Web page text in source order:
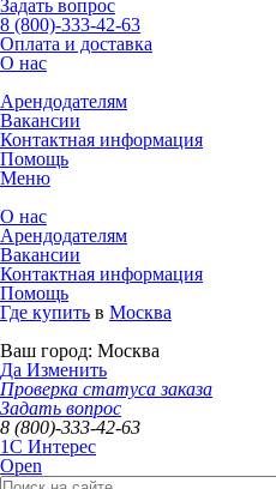
Задать вопрос
8 (800)-333-42-63
Оплата и доставка
О нас
Арендодателям
Вакансии
Контактная информация
Помощь
Меню
О нас
Арендодателям
Вакансии
Контактная информация
Помощь
Где купить в Москва
Ваш город: Москва
Да Изменить
Проверка статуса заказа
Задать вопрос
8 (800)-333-42-63
1C Интерес
Open